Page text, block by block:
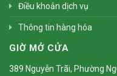
Điều khoản dịch vụ
Thông tin hàng hóa
GIỜ MỞ CỬA
389 Nguyễn Trãi, Phường